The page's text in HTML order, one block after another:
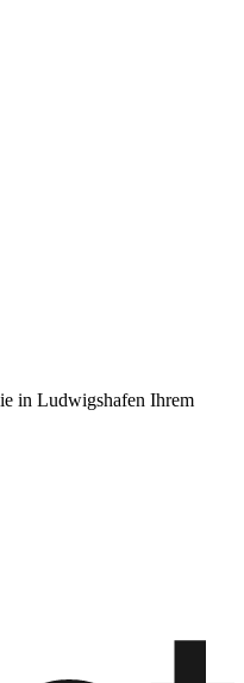
in Ludwigshafen Ihrem